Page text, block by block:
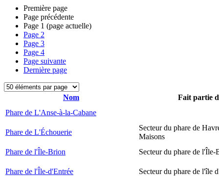
Première page
Page précédente
Page 1 (page actuelle)
Page 2
Page 3
Page 4
Page suivante
Dernière page
Nom
Fait partie
Phare de L'Anse-à-la-Cabane
Phare de L'Échouerie
Secteur du phare de
Maisons
Phare de l'Île-Brion
Secteur du phare de l'Île-
Phare de l'Île-d'Entrée Secteur du phare de l'île